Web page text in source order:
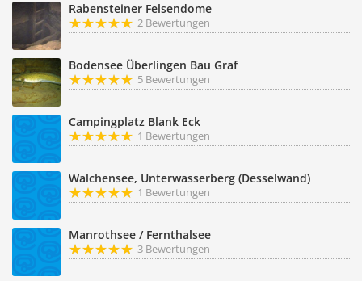
Rabensteiner Felsendome
2 Bewertungen
Bodensee Überlingen Bau Graf
5 Bewertungen
Campingplatz Blank Eck
1 Bewertungen
Walchensee, Unterwasserberg (Desselwand)
1 Bewertungen
Manrothsee / Fernthalsee
3 Bewertungen